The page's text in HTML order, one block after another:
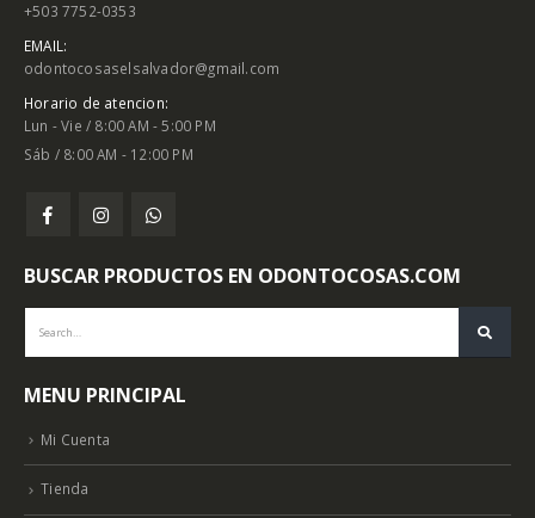
+503 7752-0353
EMAIL:
odontocosaselsalvador@gmail.com
Horario de atencion:
Lun - Vie / 8:00 AM - 5:00 PM
Sáb / 8:00 AM - 12:00 PM
BUSCAR PRODUCTOS EN ODONTOCOSAS.COM
MENU PRINCIPAL
Mi Cuenta
Tienda